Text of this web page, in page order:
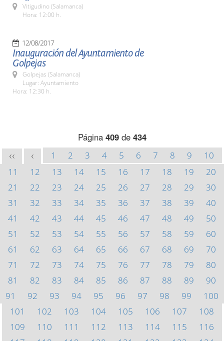
Vitigudino (Salamanca)
Hora: 12:00 h.
12/08/2017
Inauguración del Ayuntamiento de
Golpejas
Golpejas (Salamanca)
Lugar: Ayuntamiento
Hora: 12:30 h.
Página 409de 434
<< < 1 2 3 4 5 6 7 8 9
10
11
12 13 14 15 16 17 18 19
20
21
22 23 24 25 26 27 28 29
30
31
32 33 34 35 36 37 38 39
40
41
42 43 44 45 46 47 48 49
50
51
52 53 54 55 56 57 58 59
60
61
62 63 64 65 66 67 68 69
70
71
72 73 74 75 76 77 78 79
80
81
82 83 84 85 86 87 88 89
90
91
92 93 94 95 96 97 98 99
100
101
102 103 104 105 106 107
108
109
110 111 112 113 114 115
116